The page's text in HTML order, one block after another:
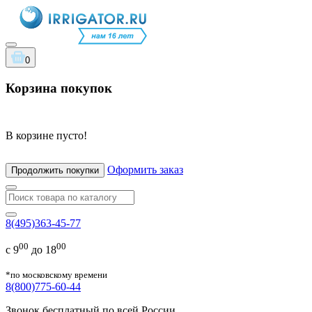
0
Корзина покупок
В корзине пусто!
Продолжить покупки Оформить заказ
8(495)363-45-77
с 900 до 1800
*по московскому времени
8(800)775-60-44